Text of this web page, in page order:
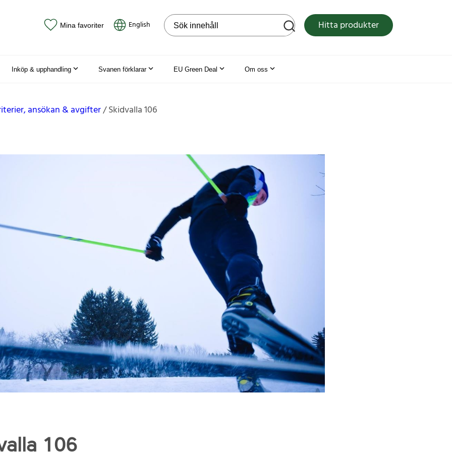
Mina favoriter English Sök på webbplatsen Hitta produkter
Inköp & upphandling Svanen förklarar EU Green Deal Om oss
ansökan & avgifter Skidvalla 106
106